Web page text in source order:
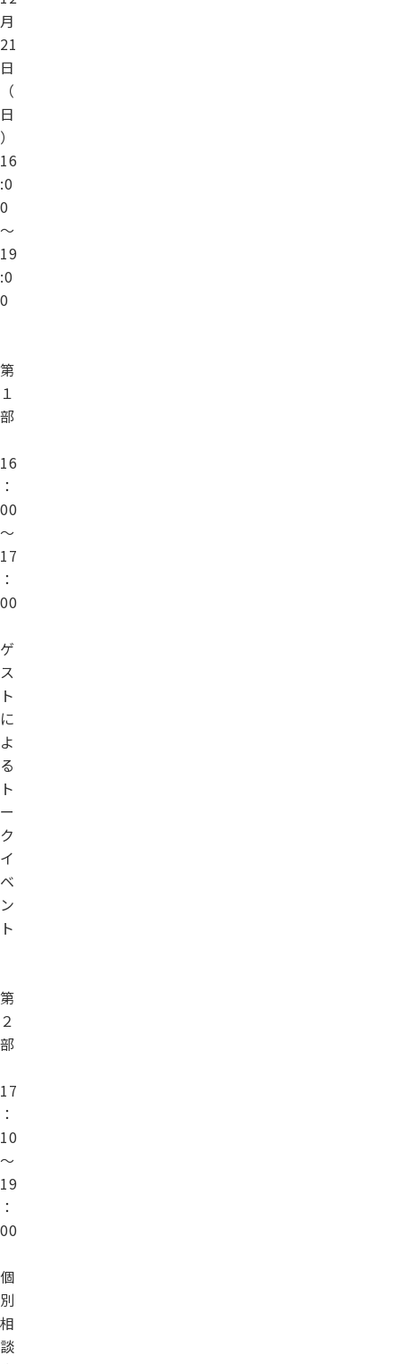
月
21
日
（
日
）
16
:0
0
～
19
:0
0
第
１
部
16
：
00
～
17
：
00
ゲ
ス
ト
に
よ
る
ト
ー
ク
イ
ベ
ン
ト
第
２
部
17
：
10
～
19
：
00
個
別
相
談